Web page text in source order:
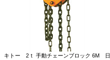
キトー 2ｔ 手動チェーンブロック 6M 日